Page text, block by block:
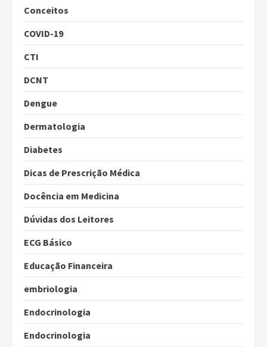
Conceitos
COVID-19
CTI
DCNT
Dengue
Dermatologia
Diabetes
Dicas de Prescrição Médica
Docência em Medicina
Dúvidas dos Leitores
ECG Básico
Educação Financeira
embriologia
Endocrinologia
Endocrinologia